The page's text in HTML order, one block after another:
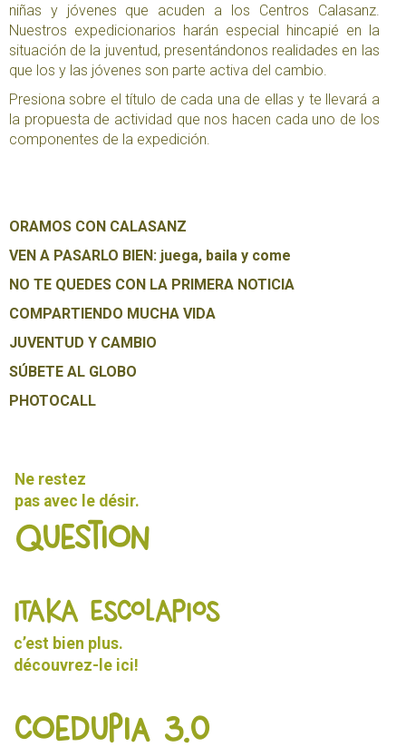
niñas y jóvenes que acuden a los Centros Calasanz.
Nuestros expedicionarios harán especial hincapié en la
situación de la juventud, presentándonos realidades en las
que los y las jóvenes son parte activa del cambio.
Presiona sobre el título de cada una de ellas y te llevará a
la propuesta de actividad que nos hacen cada uno de los
componentes de la expedición.
ORAMOS CON CALASANZ
VEN A PASARLO BIEN: juega, baila y come
NO TE QUEDES CON LA PRIMERA NOTICIA
COMPARTIENDO MUCHA VIDA
JUVENTUD Y CAMBIO
SÚBETE AL GLOBO
PHOTOCALL
Ne restez
pas avec le désir.
Question
ITAKA ESCOLAPIOS
c’est bien plus.
découvrez-le ici!
Coedupia 3.0